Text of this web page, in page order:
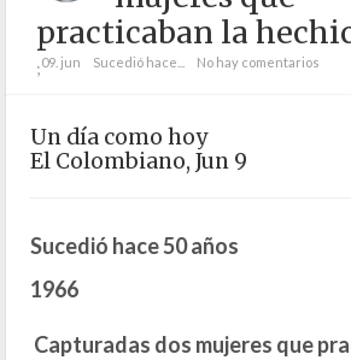
practicaban la
;09. jun Sucedió hace... No hay comentarios
Un día como hoy
El Colombiano, Jun 9
Sucedió hace 50 años
1966
Capturadas dos mujeres que